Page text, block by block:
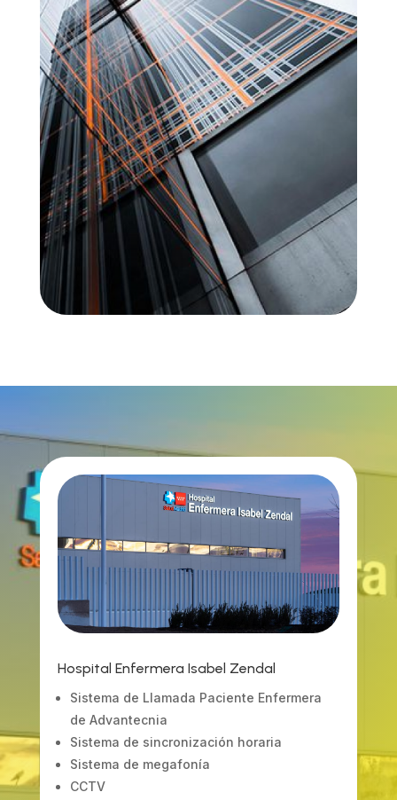
Hospital Enfermera Isabel Zendal
Sistema de Llamada Paciente Enfermera
de Advantecnia
Sistema de sincronización horaria
Sistema de megafonía
CCTV